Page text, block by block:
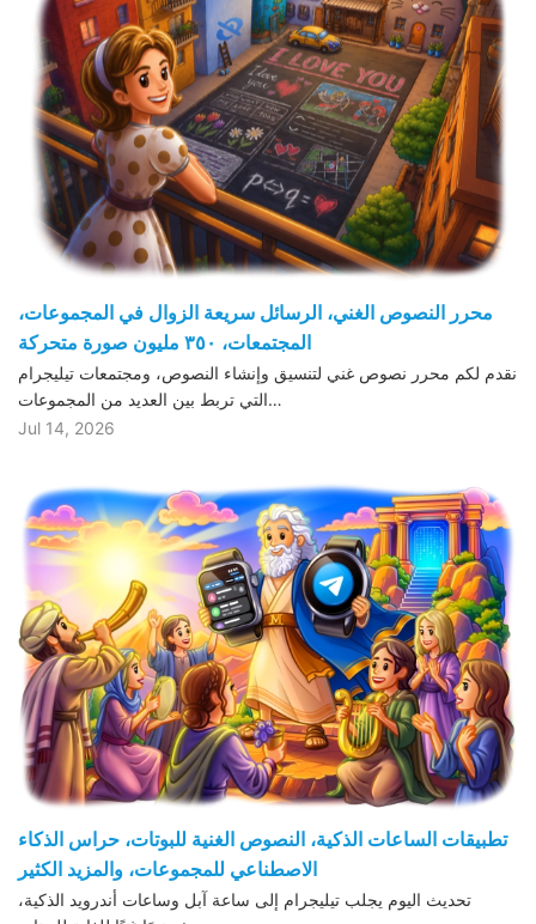
محرر النصوص الغني، الرسائل سريعة الزوال في المجموعات،
المجتمعات، ٣٥٠ مليون صورة متحركة
نقدم لكم محرر نصوص غني لتنسيق وإنشاء النصوص، ومجتمعات تيليجرام
التي تربط بين العديد من المجموعات…
Jul 14, 2026
تطبيقات الساعات الذكية، النصوص الغنية للبوتات، حراس الذكاء
الاصطناعي للمجموعات، والمزيد الكثير
تحديث اليوم يجلب تيليجرام إلى ساعة آبل وساعات أندرويد الذكية،